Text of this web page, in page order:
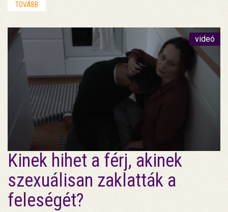
TOVÁBB
videó
Kinek hihet a férj, akinek
szexuálisan zaklatták a
feleségét?